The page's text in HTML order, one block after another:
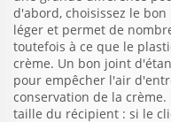
d'abord, choisissez le
léger et permet de
toutefois à ce que le
crème. Un bon joint
pour empêcher l'air
conservation de la
taille du récipient : si le